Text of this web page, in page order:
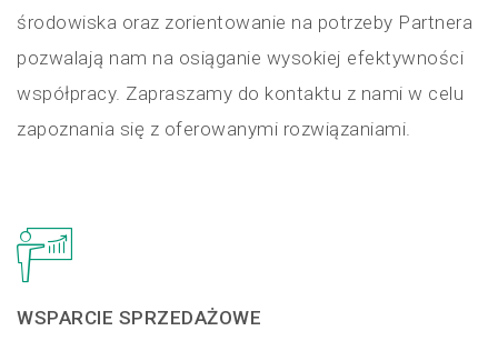
środowiska oraz zorientowanie na potrzeby Partnera
pozwalają nam na osiąganie wysokiej efektywności
współpracy. Zapraszamy do kontaktu z nami w celu
zapoznania się z oferowanymi rozwiązaniami.
WSPARCIE SPRZEDAŻOWE